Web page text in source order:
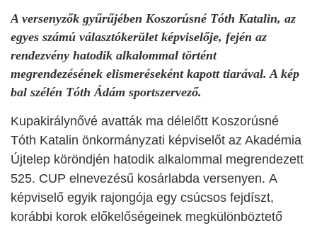
A versenyzők gyűrűjében Koszorúsné Tóth Katalin, az
egyes számú választókerület képviselője, fején az
rendezvény hatodik alkalommal történt
megrendezésének elismeréseként kapott tiarával. A kép
bal szélén Tóth Ádám sportszervező.
Kupakirálynővé avatták ma délelőtt Koszorúsné
Tóth Katalin önkormányzati képviselőt az Akadémia
Újtelep köröndjén hatodik alkalommal megrendezett
525. CUP elnevezésű kosárlabda versenyen. A
képviselő egyik rajongója egy csúcsos fejdíszt,
korábbi korok előkelőségeinek megkülönböztető